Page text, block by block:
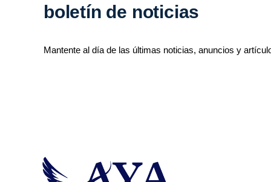
boletín de noticias
Mantente al día de las últimas noticias, anuncios y